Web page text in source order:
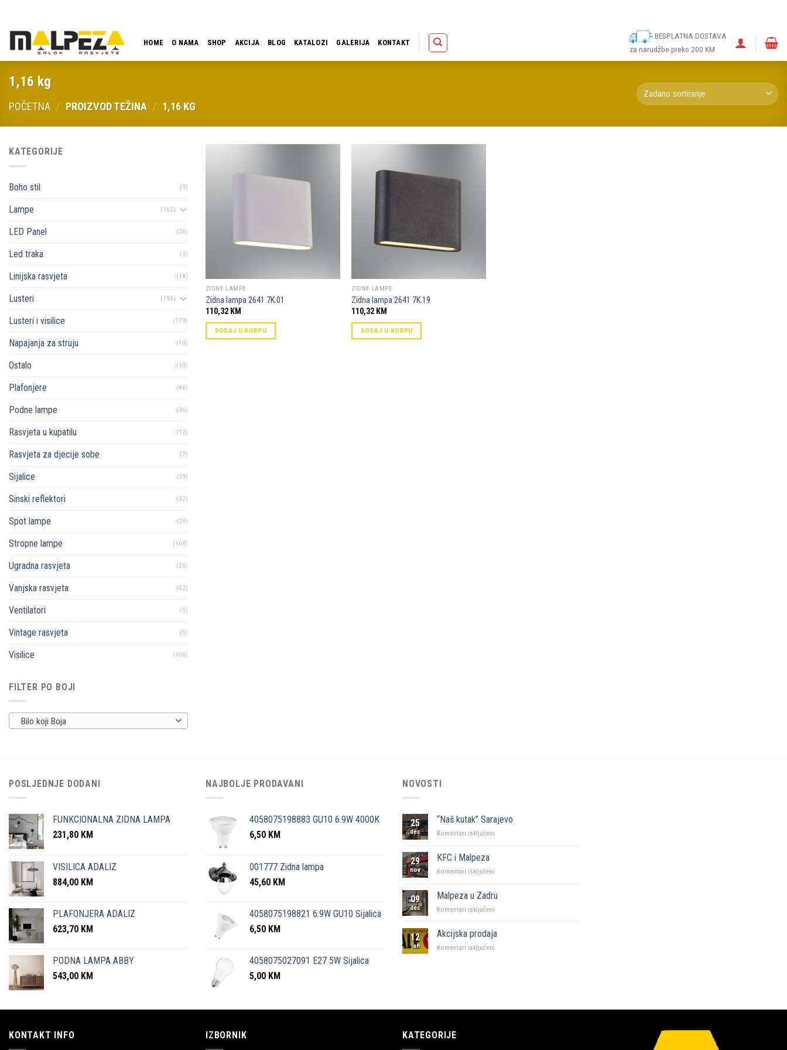
content
HOME O NAMA SHOP AKCIJA BLOG KATALOZI GALERIJA KONTAKT
BESPLATNA DOSTAVA
za narudžbe preko 200 KM
1,16 kg
POČETNA / PROIZVOD TEŽINA / 1,16 KG
KATEGORIJE
Boho stil (9)
Lampe (162)
LED Panel (24)
Led traka (3)
Linijska rasvjeta (14)
Lusteri (195)
Lusteri i visilice (179)
Napajanja za struju (10)
Ostalo (10)
Plafonjere (46)
Podne lampe (36)
Rasvjeta u kupatilu (12)
Rasvjeta za djecije sobe (7)
Sijalice (39)
Sinski reflektori (32)
Spot lampe (29)
Stropne lampe (108)
Ugradna rasvjeta (20)
Vanjska rasvjeta (52)
Ventilatori (5)
Vintage rasvjeta (5)
Visilice (156)
FILTER PO BOJI
Bilo koji Boja
ZIDNE LAMPE
Zidna lampa 2641 7K.01
110,32 KM
DODAJ U KORPU
ZIDNE LAMPE
Zidna lampa 2641 7K.19
110,32 KM
DODAJ U KORPU
POSLJEDNJE DODANI
FUNKCIONALNA ZIDNA LAMPA
231,80 KM
VISILICA ADALIZ
884,00 KM
PLAFONJERA ADALIZ
623,70 KM
PODNA LAMPA ABBY
543,00 KM
NAJBOLJE PRODAVANI
4058075198883 GU10 6.9W 4000K
6,50 KM
001777 Zidna lampa
45,60 KM
4058075198821 6.9W GU10 Sijalica
6,50 KM
4058075027091 E27 5W Sijalica
5,00 KM
NOVOSTI
25
dec
“Naš kutak” Sarajevo
Komentari isključeni
29
nov
KFC i Malpeza
Komentari isključeni
Malpeza
09
dec
Malpeza u Zadru
Komentari isključeni
Zadru
12
jan
Akcijska prodaja
Komentari isključeni
KONTAKT INFO IZBORNIK KATEGORIJE